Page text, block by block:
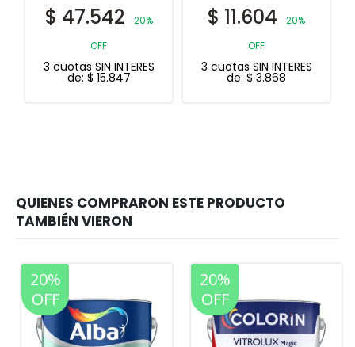
$ 11.604
20%
OFF
3 cuotas SIN INTERES
de:$ 3.868
$53.370
35%
OFF
3 cuotas SIN INTERES
de: $17.790
20%
OFF
20%
OFF